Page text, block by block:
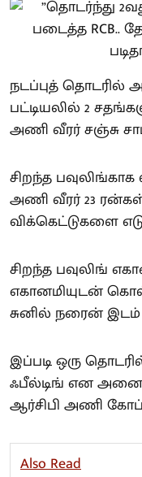
நடப்புத் தொடரில்
பட்டியலில் 2
அணி வீரர் சஞ்சு
சிறந்த
அணி வீரர் 23 ரன்கள்
விக்கெட்டுகளை
சிறந்த பவுலிங்
எகானமியுடன்
சுனில் நரைன் இடம்
இப்படி ஒரு
ஃபீல்டிங் என
ஆர்சிபி அணி
Also Read